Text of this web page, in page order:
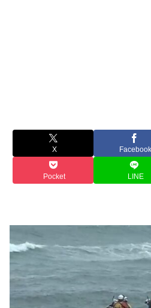
X Facebook
Pocket LINE